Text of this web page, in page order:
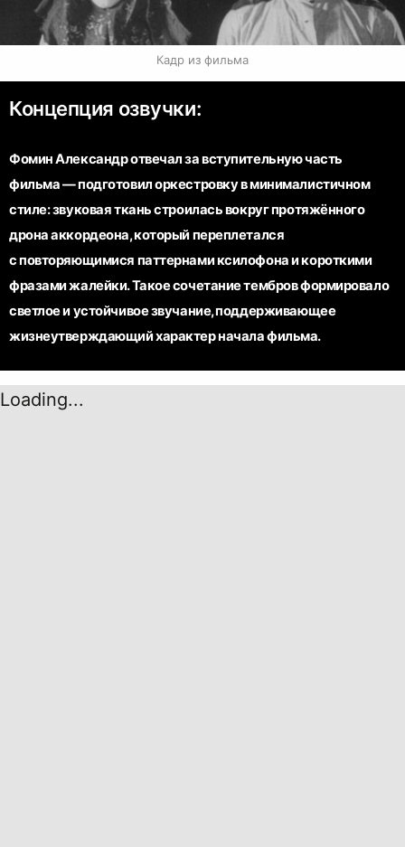
Кадр из фильма
Концепция озвучки:
Фомин Александр отвечал за вступительную часть
фильма — подготовил оркестровку в минималистичном
стиле: звуковая ткань строилась вокруг протяжённого
дрона аккордеона, который переплетался
с повторяющимися паттернами ксилофона и короткими
фразами жалейки. Такое сочетание тембров формировало
светлое и устойчивое звучание, поддерживающее
жизнеутверждающий характер начала фильма.
Loading...